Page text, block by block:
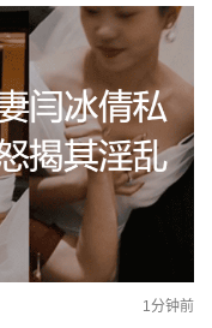
1分钟前